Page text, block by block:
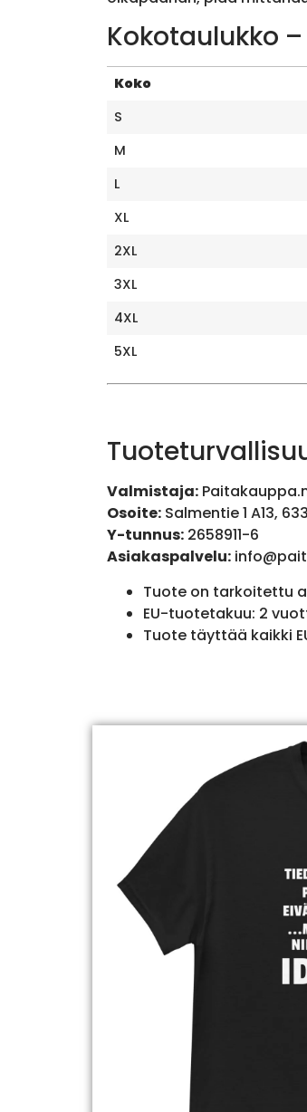
Kokotaulukko
Koko
S
M
L
XL
2XL
3XL
4XL
5XL
Valmistaja:
Osoite:Salmentie 1 A13,
Y-tunnus:2658911-6
Asiakaspalvelu:
Tuote on tarkoitettu
EU-tuotetakuu: 2
Tuote täyttää kaikki